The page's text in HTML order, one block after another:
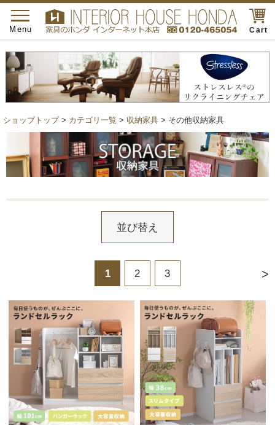
Cart
toggle
navigation
Menu
ショップトップ> カテゴリ一覧 > 収納家具 > その他収納家具
並び替え
>
1 2 3